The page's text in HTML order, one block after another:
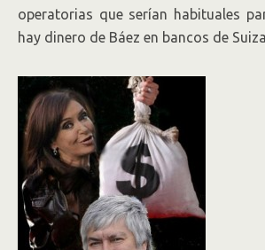
operatorias que serían habituales
hay dinero de Báez en bancos de